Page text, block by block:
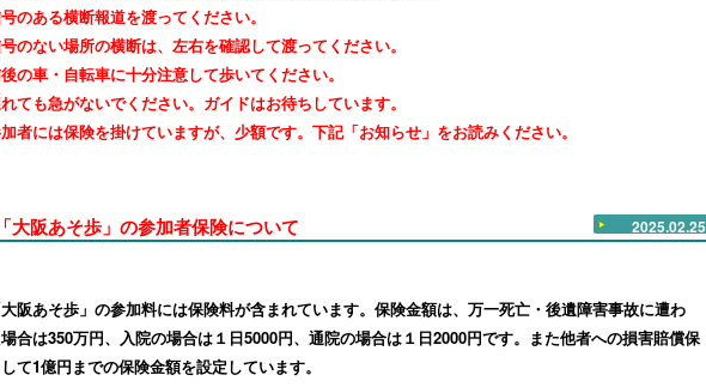
のある横断報道を渡ってください。
のない場所の横断は、左右を確認して渡ってください。
の車・自転車に十分注意して歩いてください。
ても急がないでください。ガイドはお待ちしています。
加者には保険を掛けていますが、少額です。下記「お知らせ」をお読みください。
「大阪あそ歩」の参加者保険について 2025.02.25
阪あそ歩」の参加料には保険料が含まれています。保険金額は、万一死亡・後遺障害事故に遭わ
合は350万円、入院の場合は１日5000円、通院の場合は１日2000円です。また他者への損害賠償保
て1億円までの保険金額を設定しています。